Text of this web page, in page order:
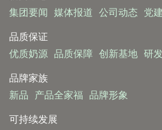
集团要闻
媒体报道 公司动态 党
品质保证
优质奶源
品质保障 创新基地 研
品牌家族
新品
产品全家福 品牌形象
可持续发展